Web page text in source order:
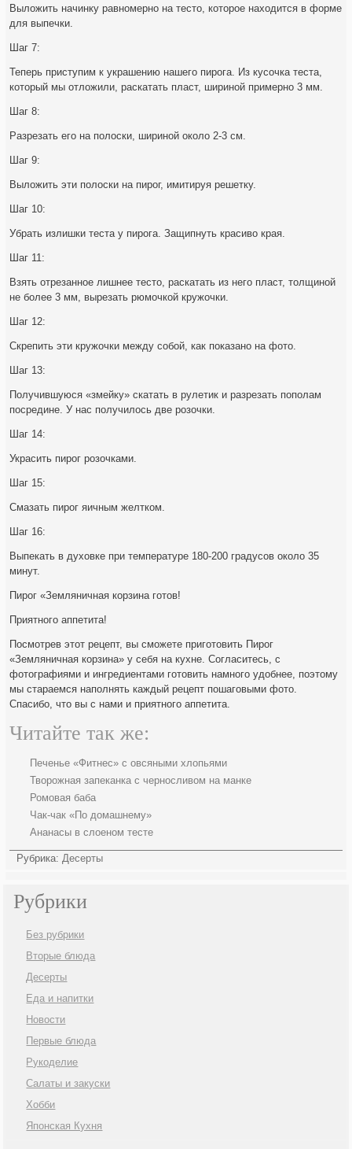
Выложить начинку равномерно на тесто, которое находится в форме
для выпечки.
Шаг 7:
Теперь приступим к украшению нашего пирога. Из кусочка теста,
который мы отложили, раскатать пласт, шириной примерно 3 мм.
Шаг 8:
Разрезать его на полоски, шириной около 2-3 см.
Шаг 9:
Выложить эти полоски на пирог, имитируя решетку.
Шаг 10:
Убрать излишки теста у пирога. Защипнуть красиво края.
Шаг 11:
Взять отрезанное лишнее тесто, раскатать из него пласт, толщиной
не более 3 мм, вырезать рюмочкой кружочки.
Шаг 12:
Скрепить эти кружочки между собой, как показано на фото.
Шаг 13:
Получившуюся «змейку» скатать в рулетик и разрезать пополам
посредине. У нас получилось две розочки.
Шаг 14:
Украсить пирог розочками.
Шаг 15:
Смазать пирог яичным желтком.
Шаг 16:
Выпекать в духовке при температуре 180-200 градусов около 35
минут.
Пирог «Земляничная корзина готов!
Приятного аппетита!
Посмотрев этот рецепт, вы сможете приготовить Пирог
«Земляничная корзина» у себя на кухне. Согласитесь, с
фотографиями и ингредиентами готовить намного удобнее, поэтому
мы стараемся наполнять каждый рецепт пошаговыми фото.
Спасибо, что вы с нами и приятного аппетита.
Читайте так же:
Печенье «Фитнес» с овсяными хлопьями
Творожная запеканка с черносливом на манке
Ромовая баба
Чак-чак «По домашнему»
Ананасы в слоеном тесте
Рубрика: Десерты
Рубрики
Без рубрики
Вторые блюда
Десерты
Еда и напитки
Новости
Первые блюда
Рукоделие
Салаты и закуски
Хобби
Японская Кухня